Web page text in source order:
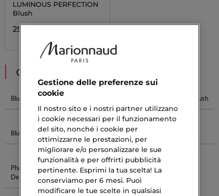
LUMINOUS PERFECTION
Blush
25,50 €
CONSIGLIATI PER TE
Blush Dior Blush Essence
Laurent Blush
Pennello Blush
Blush Chanel Boss Profumi
Crema
Esfoliante
Phantom Eau
De Parfum
Make Up
Mascara
Gestione delle preferenze sui
cookie
Il nostro sito e i nostri partner utilizzano
i cookie necessari per il funzionamento
del sito, nonché i cookie per
ottimizzarne le prestazioni, per
migliorare e/o personalizzare le sue
funzionalità e per offrirti pubblicità
pertinente. Esprimi la tua scelta! La
conserviamo per 6 mesi. Puoi
modificare le tue scelte in qualsiasi